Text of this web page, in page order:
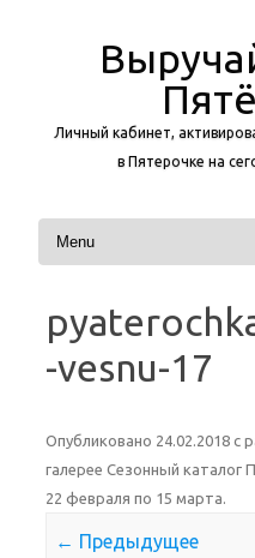
Личный кабинет,
в Пятерочке на
Перейти к
-vesnu-17
Опубликовано 24.02.2018 с
галерее Сезонный каталог
22 февраля по 15 марта.
← Предыдущее